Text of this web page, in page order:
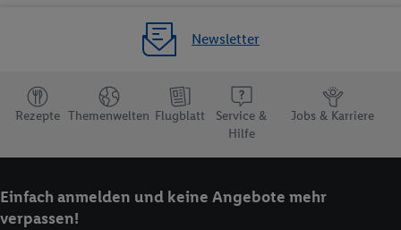
Newsletter
Rezepte Themenwelten Flugblatt
Service &
Hilfe
Jobs & Karriere
Einfach anmelden und keine Angebote mehr
verpassen!